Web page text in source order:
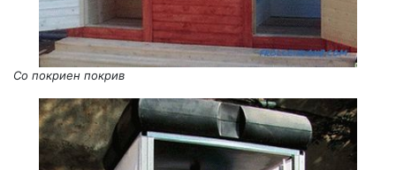
Со покриен покрив